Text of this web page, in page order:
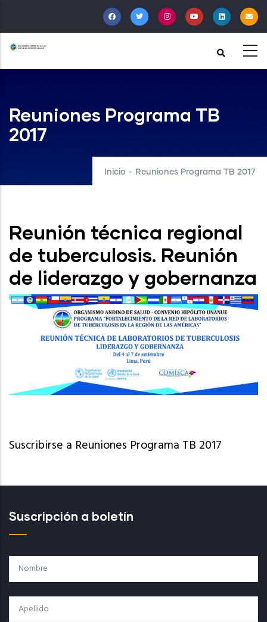
al
contenido
principal
Reuniones Programa TB
2017
Inicio - Reuniones Programa TB 2017
Reunión técnica regional
de tuberculosis. Reunión
de liderazgo y gobernanza
Suscribirse a Reuniones Programa TB 2017
Suscripción a boletín
Nombre
Apellido